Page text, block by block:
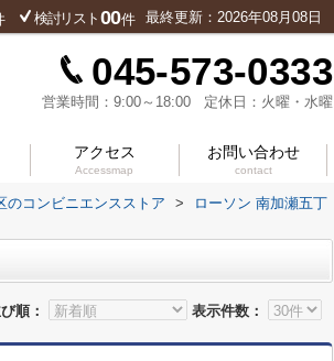
検討リスト 00件 最終更新：2026年08月08日
045-573-0333
営業時間：9:00～18:00 定休日：火曜・水曜
アクセス
Accessmap
お問い合わせ
contact
のコンビニエンスストア >
ローソン 南加瀬五丁
順： 表示件数：